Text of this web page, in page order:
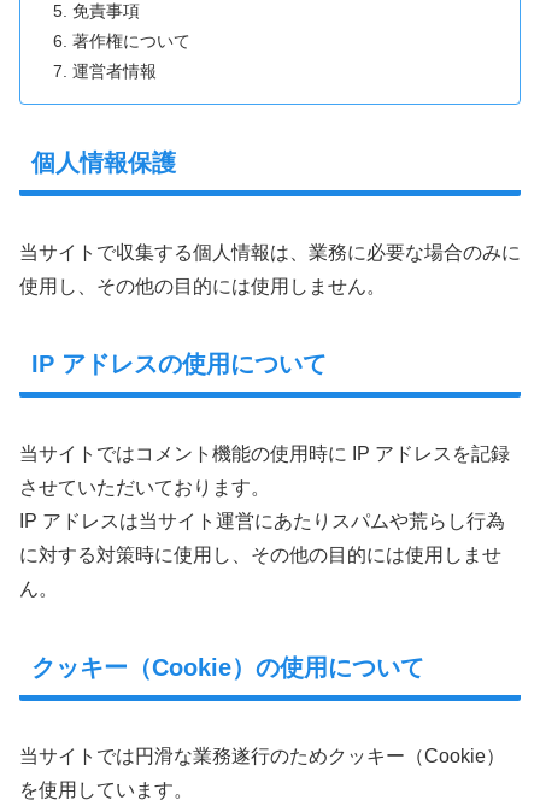
免責事項
著作権について
運営者情報
個人情報保護
当サイトで収集する個人情報は、業務に必要な場合のみに
使用し、その他の目的には使用しません。
IP アドレスの使用について
当サイトではコメント機能の使用時に IP アドレスを記録
させていただいております。
IP アドレスは当サイト運営にあたりスパムや荒らし行為
に対する対策時に使用し、その他の目的には使用しませ
ん。
クッキー（Cookie）の使用について
当サイトでは円滑な業務遂行のためクッキー（Cookie）
を使用しています。